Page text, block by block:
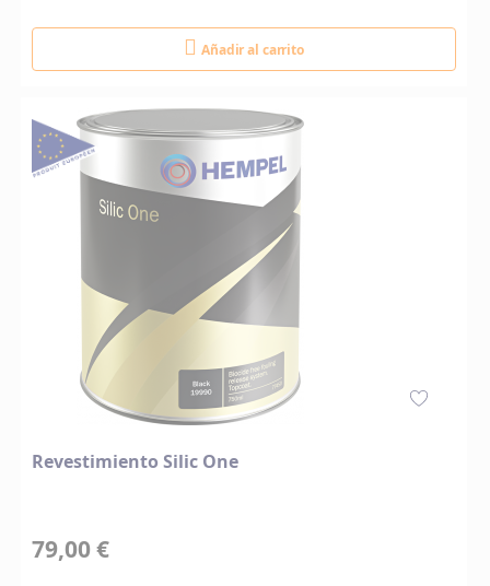
Añadir al carrito
Revestimiento Silic One
79,00 €